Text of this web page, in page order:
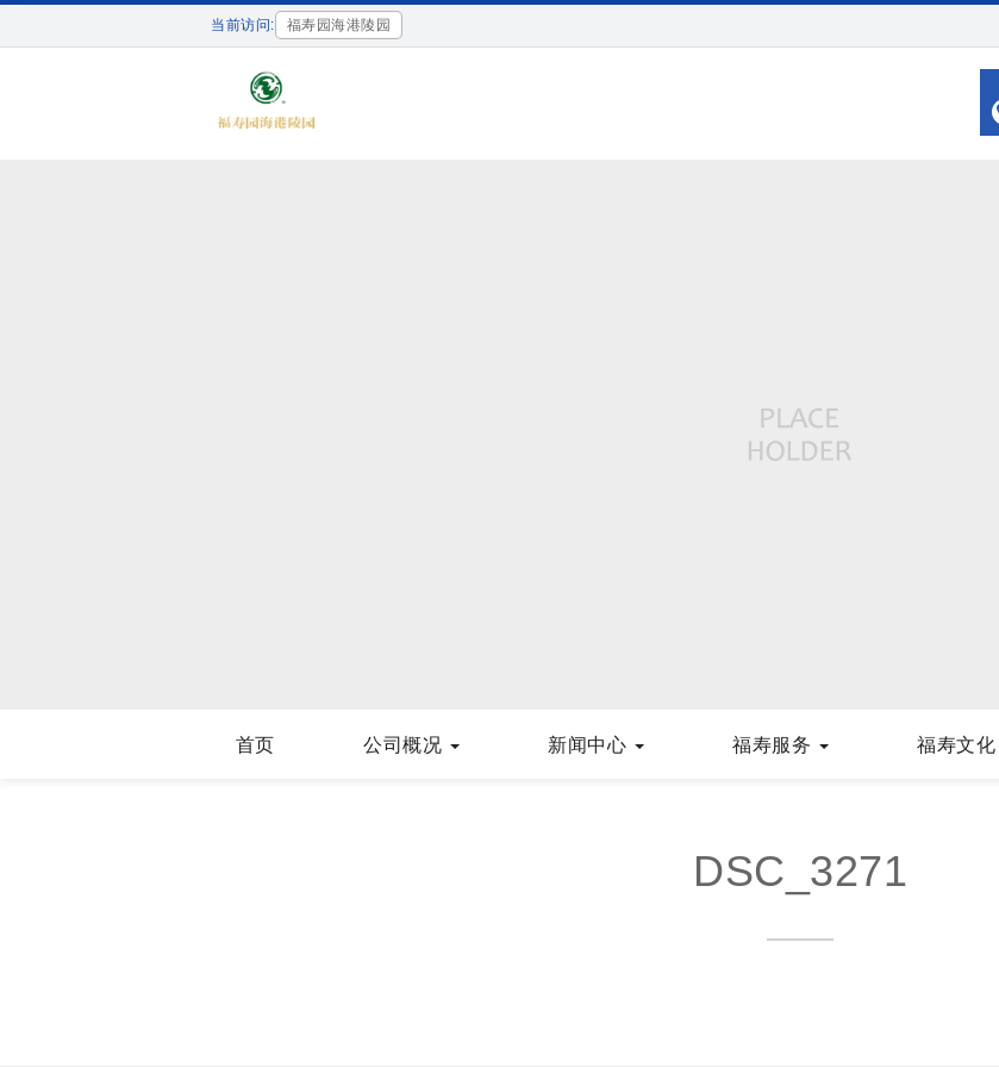
当前访问: 福寿园海港陵园
首页 公司概况 新闻中心 福寿服务 福寿文化
DSC_3271